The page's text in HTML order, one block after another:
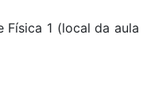
1 (local da aula